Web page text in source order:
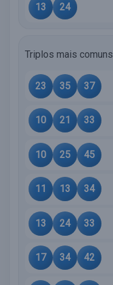
13 24
Triplos mais comuns
23 35 37
10 21 33
10 25 45
11 13 34
13 24 33
17 34 42